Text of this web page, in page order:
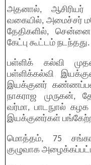
அதனால், ஆசிரியர்
வகையில், அமைச்சர்
தேதிகளில், சென்னை
கேட்பு கூட்டம் நடந்தது.
பள்ளிக் கல்வி
பள்ளிக்கல்வி
இயக்குனர்
நாகராஜ முருகன்,
வர்மா, பாடநுால்
இயக்குனர்கள்
மொத்தம், 75
குழுவாக